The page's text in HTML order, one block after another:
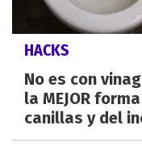
HACKS
No es con
la MEJOR
canillas y del